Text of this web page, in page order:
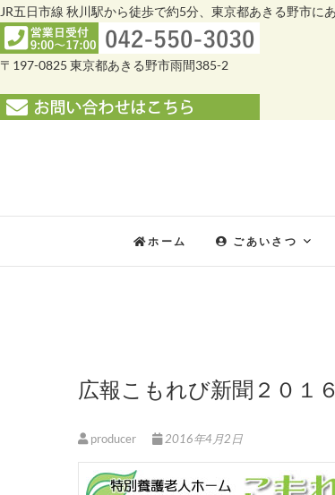
JR五日市線 秋川駅から徒歩で約5分、東京都あきる野市に
〒197-0825 東京都あきる野市雨間385-2
ホーム ごあいさつ
広報こもれび新聞２０１
producer 2016年4月2日